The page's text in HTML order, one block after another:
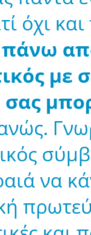
όχι και
πάνω
σας
να